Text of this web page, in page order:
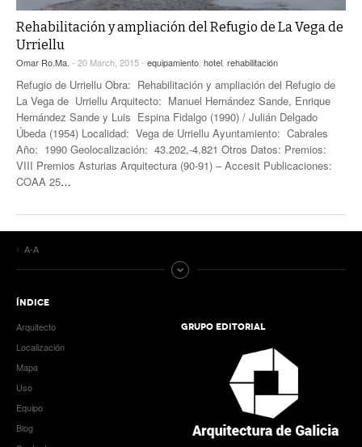
Rehabilitación y ampliación del Refugio de La Vega de
Urriellu
Omar Ro.Ma. - 20 March, 2015 - equipamiento hotel rehabilitación
Refugio de Urriellu Obra: Rehabilitación y ampliación del Refugio de
La Vega de Urriellu Arquitecto: Manuel Hernández Sande, Enrique
Hernández Sande y Luis Espina Fidalgo (1990) / Julián Delgado
Úbeda (1954) Localidad: Vega de Urriellu Ayuntamiento: Cabrales
Año: 1990 Geolocalización: 43.202,-4.821 Otros Datos: Premios:
VIII Premios Asturias Arquitectura (90-91) – Accesit Publicaciones:
COAA 25…
A-A
ÍNDICE
Arquitecto
Localización
Mapa
Uso
Equipo
Blog
GRUPO EDITORIAL